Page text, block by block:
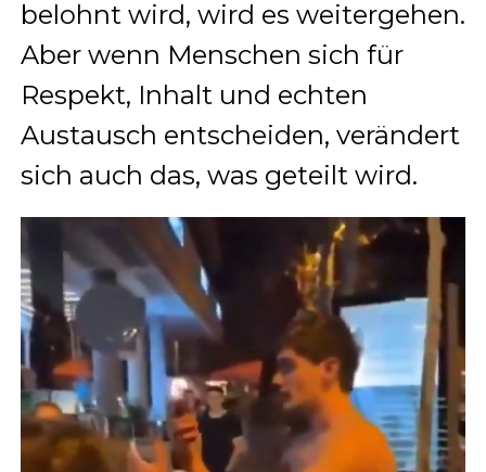
belohnt wird, wird es weitergehen.
Aber wenn Menschen sich für
Respekt, Inhalt und echten
Austausch entscheiden, verändert
sich auch das, was geteilt wird.